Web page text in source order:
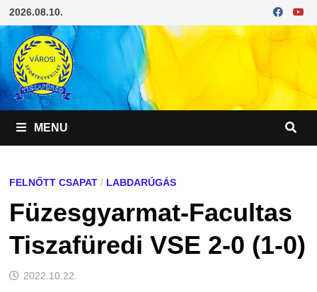
Skip
to
content
2026.08.10.
MENU
FELNŐTT CSAPAT/ LABDARÚGÁS
Füzesgyarmat-Facultas
Tiszafüredi VSE 2-0 (1-0)
2022.10.22.